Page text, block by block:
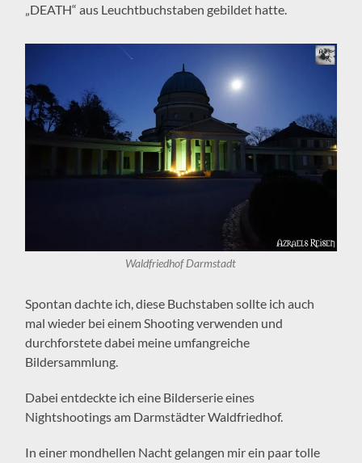
„DEATH“ aus Leuchtbuchstaben gebildet hatte.
Waldfriedhof Darmstadt
Spontan dachte ich, diese Buchstaben sollte ich auch
mal wieder bei einem Shooting verwenden und
durchforstete dabei meine umfangreiche
Bildersammlung.
Dabei entdeckte ich eine Bilderserie eines
Nightshootings am Darmstädter Waldfriedhof.
In einer mondhellen Nacht gelangen mir ein paar tolle